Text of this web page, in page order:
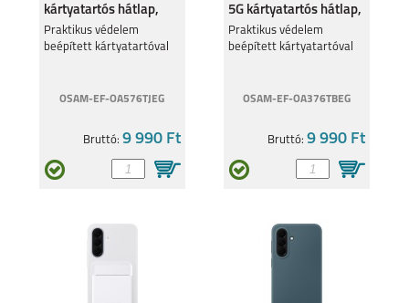
kártyatartós hátlap,
világos szürke
Praktikus védelem
beépített kártyatartóval
OSAM-EF-OA576TJEG
Bruttó: 9 990 Ft
5G kártyatartós hátlap,
fekete
Praktikus védelem
beépített kártyatartóval
OSAM-EF-OA376TBEG
Bruttó:9 990 Ft